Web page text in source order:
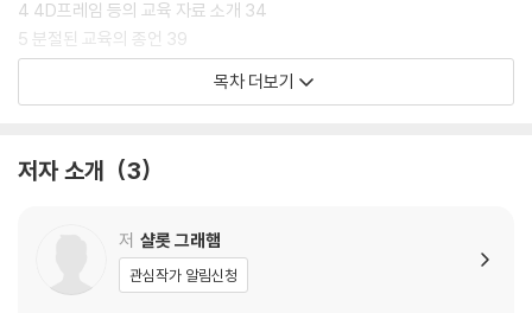
4 4D프레임 등의 교육 자료 소개 34
5 분절된 교육의 종언 39
6 통합교육의 방법 42
7 반학문적 및 대안적 형태의 통합교육 57
10 자기주도성과 창의성 키우기 71
12 겸손한 교사 83
13 학생의 재능을 발굴하는 교사 85
14 우수한 교사를 만드는 요인 88
목차 더보기
저자 소개 3
저 샬롯 그래햄
관심작가 알림신청